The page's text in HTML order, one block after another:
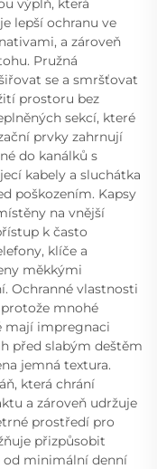
výplň, která
lepší ochranu ve
a zároveň
Pružná
se a smršťovat
prostoru bez
sekcí, které
prvky zahrnují
do kanálků s
kabely a sluchátka
poškozením. Kapsy
na vnější
k často
klíče a
měkkými
Ochranné vlastnosti
mnohé
mají impregnaci
před slabým deštěm
jemná textura.
která chrání
a zároveň udržuje
prostředí pro
přizpůsobit
od minimální denní